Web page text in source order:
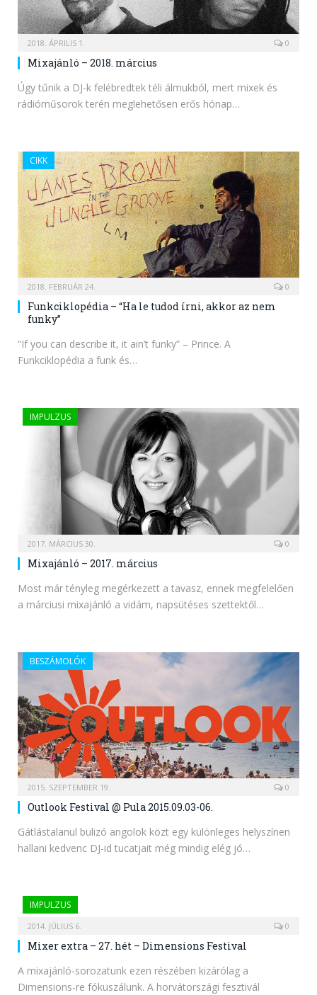
2018. ÁPRILIS 1. 0
Mixajánló – 2018. március
Úgy tűnik a DJ-k felébredtek téli álmukból, mert mixek és
rádióműsorok terén meglehetősen erős hónap…
CIKK
2018. FEBRUÁR 24. 0
Funkciklopédia – “Ha le tudod írni, akkor az nem
funky”
“If you can describe it, it ain’t funky” – Prince. A
Funkciklopédia a funk és…
IMPULZUS
2017. MÁRCIUS 30. 0
Mixajánló – 2017. március
Most már tényleg megérkezett a tavasz, ennek megfelelően
a márciusi mixajánló a vidám, napsütéses szettektől…
BESZÁMOLÓK
2015. SZEPTEMBER 19. 0
Outlook Festival @ Pula 2015.09.03-06.
Gátlástalanul bulizó angolok közt egy különleges helyszínen
hallani kedvenc DJ-id tucatjait még mindig elég jó…
IMPULZUS
2014. JÚLIUS 6. 0
Mixer extra – 27. hét – Dimensions Festival
A mixajánló-sorozatunk ezen részében kizárólag a
Dimensions-re fókuszálunk. A horvátországi fesztivál